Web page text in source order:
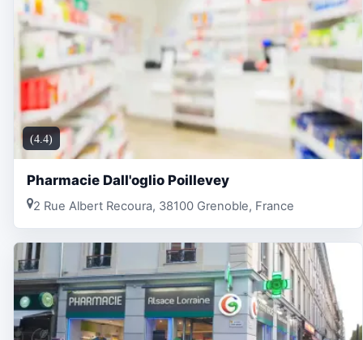
(4.4)
Pharmacie Dall'oglio Poillevey
2 Rue Albert Recoura, 38100 Grenoble, France